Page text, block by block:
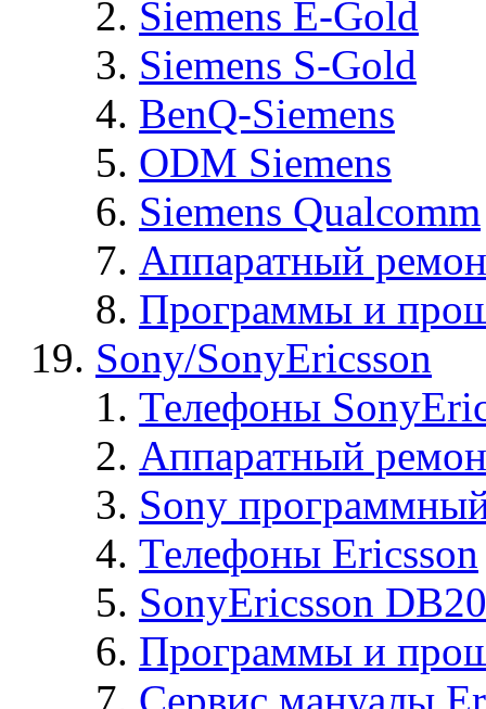
Siemens E-Gold
Siemens S-Gold
BenQ-Siemens
ODM Siemens
Siemens Qualcomm
Аппаратный
Программы и
Sony/SonyEricsson
Телефоны
Аппаратный
Sony
Телефоны Ericsson
SonyEricsson
Программы и
Сервис мануалы